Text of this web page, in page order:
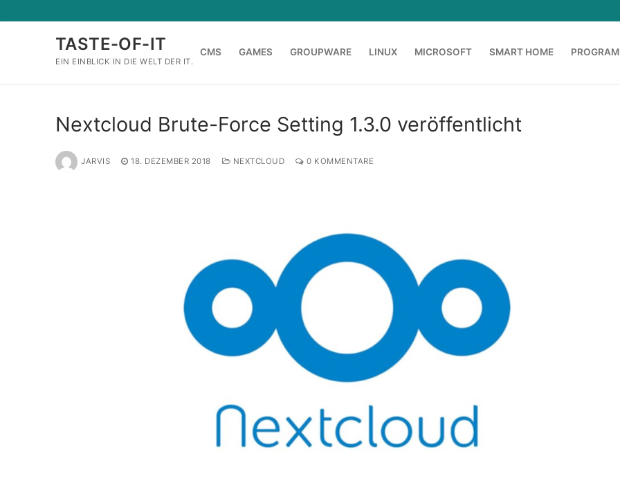
Inhalt
TASTE-OF-IT
EIN EINBLICK IN DIE WELT DER IT.
CMS GAMES GROUPWARE LINUX MICROSOFT SMART HOME
Nextcloud Brute-Force Setting 1.3.0 veröffentlicht
JARVIS 18. DEZEMBER 2018 NEXTCLOUD 0 KOMMENTARE